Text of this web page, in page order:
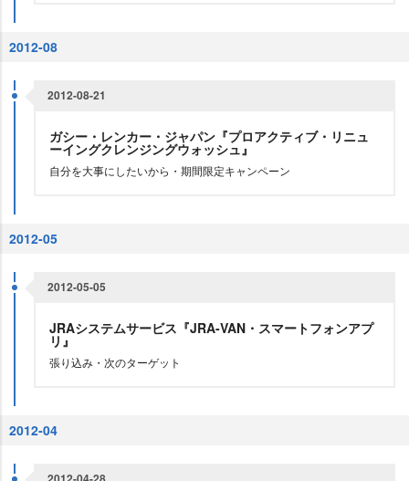
2012-08
2012-08-21
ガシー・レンカー・ジャパン『プロアクティブ・リニュ
ーイングクレンジングウォッシュ』
自分を大事にしたいから・期間限定キャンペーン
2012-05
2012-05-05
JRAシステムサービス『JRA-VAN・スマートフォンアプ
リ』
張り込み・次のターゲット
2012-04